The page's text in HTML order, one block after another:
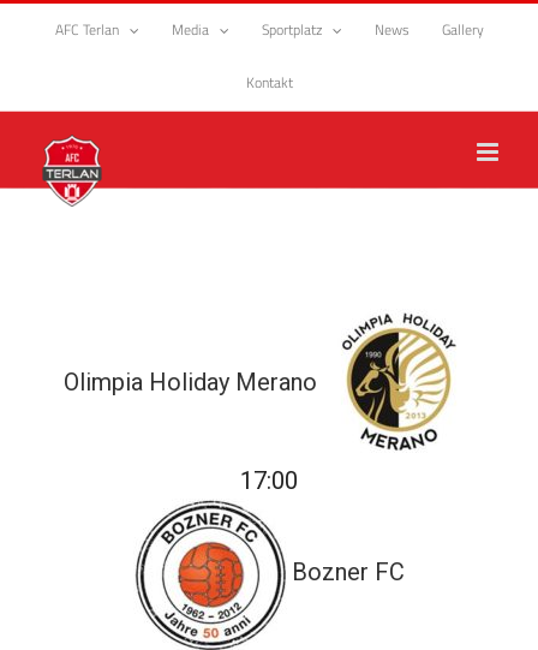
Zum
AFC Terlan Media Sportplatz News Gallery
Kontakt
Olimpia Holiday Merano
17:00
Bozner FC